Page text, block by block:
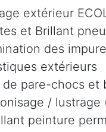
extérieur
et Brillant
des
extérieurs
de pare-chocs et
/
peinture